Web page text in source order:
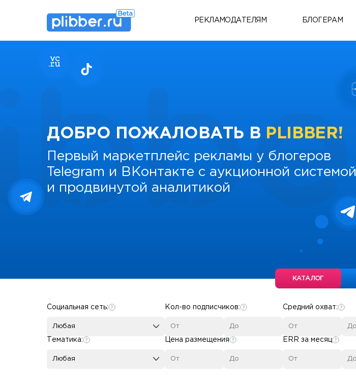
РЕКЛАМОДАТЕЛЯМ БЛОГЕРАМ
ДОБРО ПОЖАЛОВАТЬ В PLIBBER!
Первый маркетплейс рекламы у блогеров
Telegram и ВКонтакте с аукционной системой
и продвинутой аналитикой
КАТАЛОГ
Тематика:
Любая
Социальная сеть:
Любая
Кол-во подписчиков:
Цена размещения
Средний охват:
ERR за месяц